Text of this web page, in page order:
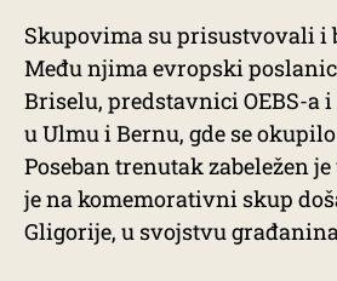
Skupovima su prisustvovali
Među njima evropski
Briselu, predstavnici OEBS-
u Ulmu i Bernu, gde se
Poseban trenutak zabeležen
je na komemorativni skup
Gligorije, u svojstvu